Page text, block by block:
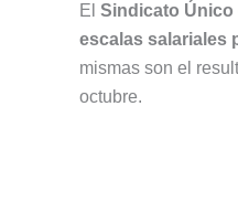
El Sindicato Único
escalas salariales
mismas son el
octubre.